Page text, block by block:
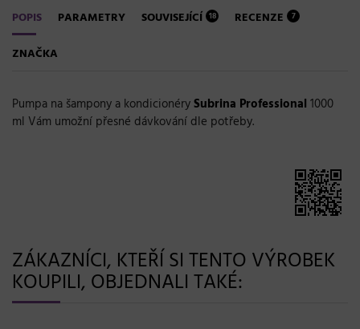
POPIS PARAMETRY SOUVISEJÍCÍ 18 RECENZE 7
ZNAČKA
Pumpa na šampony a kondicionérySubrina Professional 1000
ml Vám umožní přesné dávkování dle potřeby.
ZÁKAZNÍCI, KTEŘÍ SI TENTO VÝROBEK
KOUPILI, OBJEDNALI TAKÉ: